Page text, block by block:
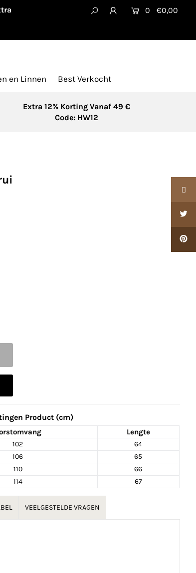
0 €0,00
en Linnen Best Verkocht
Extra 12% Korting Vanaf 49 €
Code: HW12
Product (cm)
Lengte
102 64
106 65
110 66
114 67
VEELGESTELDE VRAGEN